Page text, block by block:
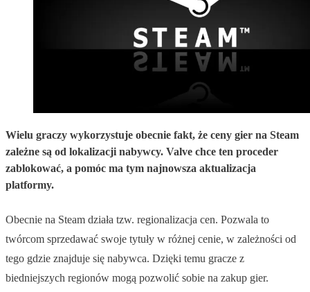
Wielu graczy wykorzystuje obecnie fakt, że ceny gier na Steam
zależne są od lokalizacji nabywcy. Valve chce ten proceder
zablokować, a pomóc ma tym najnowsza aktualizacja
platformy.
Obecnie na Steam działa tzw. regionalizacja cen. Pozwala to
twórcom sprzedawać swoje tytuły w różnej cenie, w zależności od
tego gdzie znajduje się nabywca. Dzięki temu gracze z
biedniejszych regionów mogą pozwolić sobie na zakup gier.